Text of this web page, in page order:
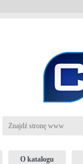
O katalogu